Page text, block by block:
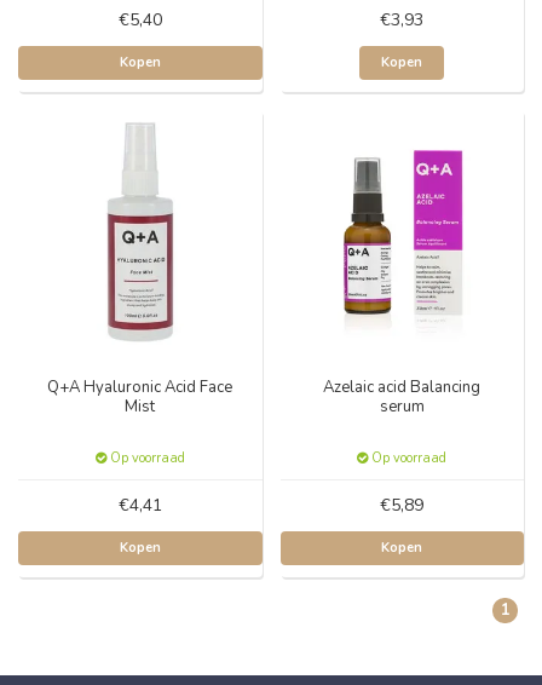
€5,40
Kopen
€3,93
Kopen
Q+A Hyaluronic Acid Face
Mist
Op voorraad
€4,41
Kopen
Azelaic acid Balancing
serum
Op voorraad
€5,89
Kopen
1